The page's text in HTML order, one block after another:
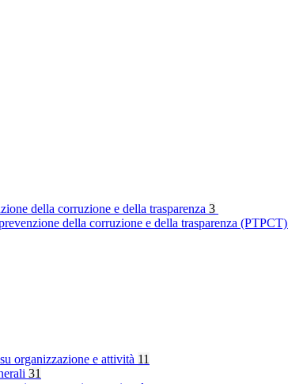
della corruzione e della trasparenza 3
della corruzione e della trasparenza (PTPCT)
organizzazione e attività 11
31